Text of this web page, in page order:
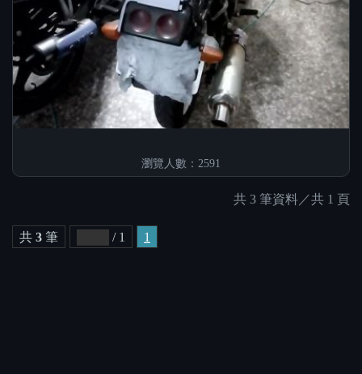
瀏覽人數：2591
共 3 筆資料／共 1 頁
共 3 筆 / 1 1